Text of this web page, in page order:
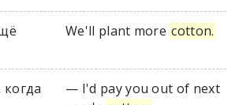
We'll plant more cotton.
— I'd pay you out of next